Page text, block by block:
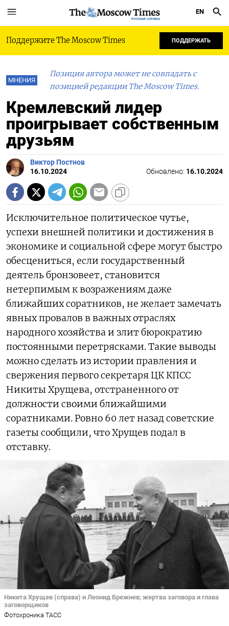
РУССКАЯ СЛУЖБА
EN
Поддержите The Moscow Times ПОДДЕРЖАТЬ
МНЕНИЯ
Позиция автора может не совпадать с
позицией редакции The Moscow Times.
Кремлевский лидер
проигрывает собственным
друзьям
Виктор Постнов
16.10.2024
Обновлено: 16.10.2024
Исключительное политическое чутье,
успехи внешней политики и достижения в
экономике и социальной сфере могут быстро
обесцениться, если государственный
деятель бронзовеет, становится
нетерпимым к возражениям даже
ближайших соратников, не желает замечать
явных провалов в важных отраслях
народного хозяйства и злит бюрократию
постоянными перетрясками. Такие выводы
можно сделать из истории правления и
свержения первого секретаря ЦК КПСС
Никиты Хрущева, отстраненного от
должности своими ближайшими
соратниками. Ровно 60 лет назад советские
газеты сообщили, что Хрущев подал в
отставку.
Никита Хрущев (справа) и Леонид Брежнев; жертва заговора и глава
заговорщиков
Фотохроника ТАСС